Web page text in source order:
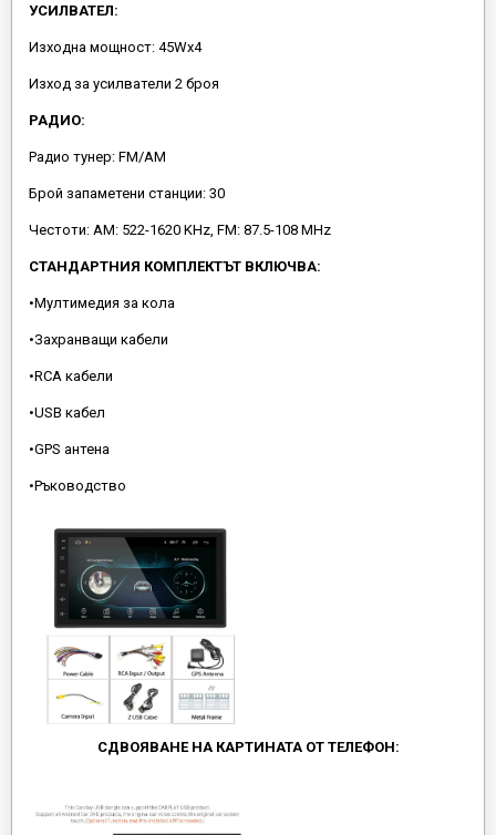
УСИЛВАТЕЛ:
Изходна мощност: 45Wx4
Изход за усилватели 2 броя
РАДИО:
Радио тунер: FM/AM
Брой запаметени станции: 30
Честоти: AM: 522-1620 KHz, FM: 87.5-108 MHz
СТАНДАРТНИЯ КОМПЛЕКТЪТ ВКЛЮЧВА:
•Мултимедия за кола
•Захранващи кабели
•RCA кабели
•USB кабел
•GPS антена
•Ръководство
СДВОЯВАНЕ НА КАРТИНАТА ОТ ТЕЛЕФОН: